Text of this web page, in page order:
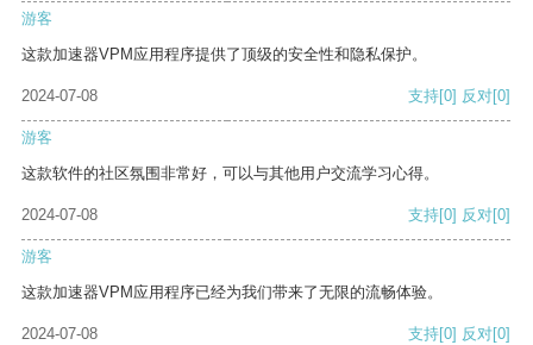
游客
这款加速器VPM应用程序提供了顶级的安全性和隐私保护。
2024-07-08 支持[0] 反对[0]
游客
这款软件的社区氛围非常好，可以与其他用户交流学习心得。
2024-07-08 支持[0] 反对[0]
游客
这款加速器VPM应用程序已经为我们带来了无限的流畅体验。
2024-07-08 支持[0] 反对[0]